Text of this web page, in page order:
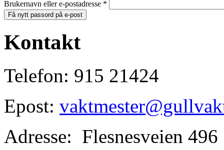
Brukernavn eller e-postadresse *
Kontakt
Telefon: 915 21424
Epost:
Adresse: Flesnesveien 496